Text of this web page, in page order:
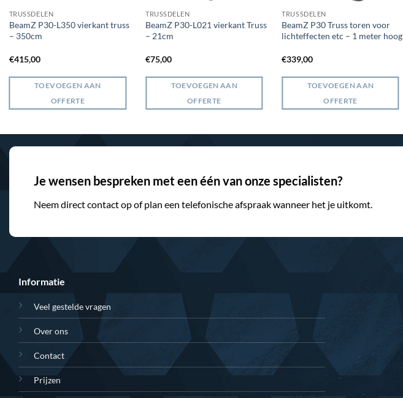
TRUSSDELEN
BeamZ P30-L350 vierkant truss
– 350cm
€415,00
TOEVOEGEN AAN
OFFERTE
TRUSSDELEN
BeamZ P30-L021 vierkant Truss
– 21cm
€75,00
TOEVOEGEN AAN
OFFERTE
TRUSSDELEN
BeamZ P30 Truss toren voor
lichteffecten etc – 1 meter hoog
€339,00
TOEVOEGEN AAN
OFFERTE
Je wensen bespreken met een één van onze specialisten?
Neem direct contact op of plan een telefonische afspraak wanneer het je uitkomt.
Informatie
Veel gestelde vragen
Over ons
Contact
Prijzen